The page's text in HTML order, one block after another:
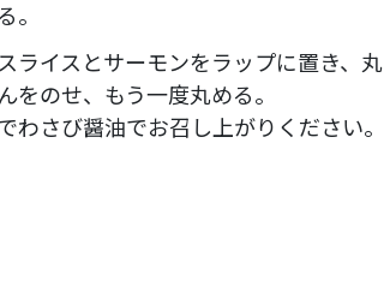
。
ライスとサーモンをラップに置き、丸
をのせ、もう一度丸める。
わさび醤油でお召し上がりください。